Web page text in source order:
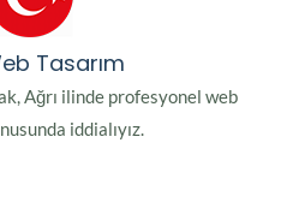
Tasarım
Ağrı ilinde profesyonel web
iddialıyız.